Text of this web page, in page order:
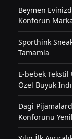
Beymen
Konforun
Sporthink
Tamamla
E-bebek
Özel Büyük
Dagi
Konforunu